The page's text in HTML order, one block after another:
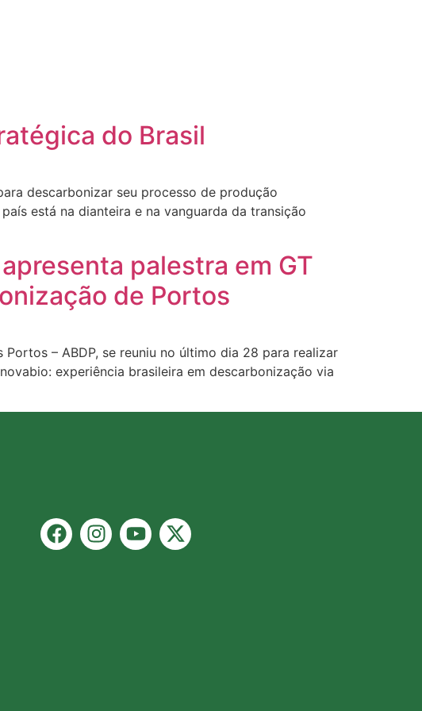
do Brasil
descarbonizar seu processo de produção
está na dianteira e na vanguarda da transição
palestra em GT
de Portos
– ABDP, se reuniu no último dia 28 para realizar
experiência brasileira em descarbonização via